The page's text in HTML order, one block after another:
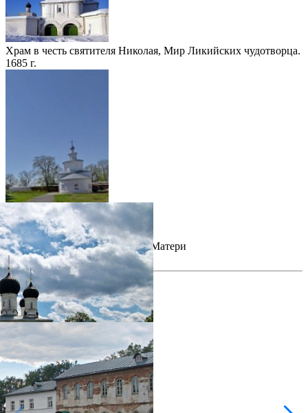
Храм в честь святителя Николая, Мир Ликийских чудотворца.
1685 г.
Храм в честь Успения Божией Матери
1735 г.
фотогалерея